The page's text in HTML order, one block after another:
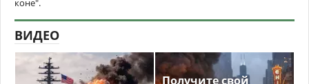
коне".
ВИДЕО
Получите свой